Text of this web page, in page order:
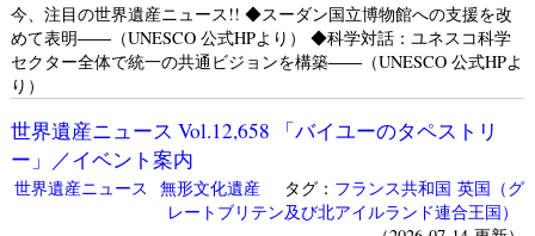
今、注目の世界遺産ニュース!! ◆スーダン国立博物館への支援を改
めて表明――（UNESCO 公式HPより） ◆科学対話：ユネスコ科学
セクター全体で統一の共通ビジョンを構築――（UNESCO 公式HPよ
り）
世界遺産ニュース Vol.12,658 「バイユーのタペストリ
ー」／イベント案内
世界遺産ニュース 無形文化遺産タグ： フランス共和国 英国（グ
レートブリテン及び北アイルランド連合王国）